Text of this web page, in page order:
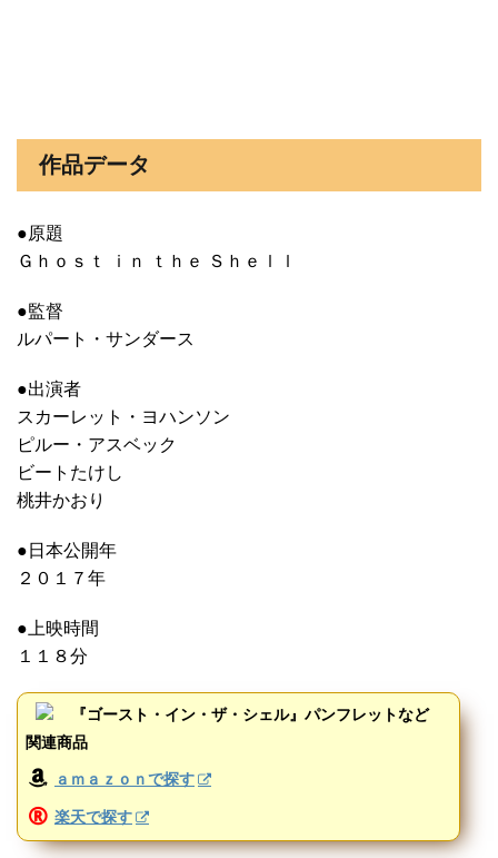
作品データ
●原題
Ｇｈｏｓｔ ｉｎ ｔｈｅ Ｓｈｅｌｌ
●監督
ルパート・サンダース
●出演者
スカーレット・ヨハンソン
ピルー・アスベック
ビートたけし
桃井かおり
●日本公開年
２０１７年
●上映時間
１１８分
『ゴースト・イン・ザ・シェル』パンフレットなど
関連商品
ａｍａｚｏｎで探す
楽天で探す